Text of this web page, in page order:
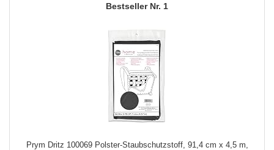
1
Prym Dritz 100069 Polster-Staubschutzstoff, 91,4 cm x 4,5 m,